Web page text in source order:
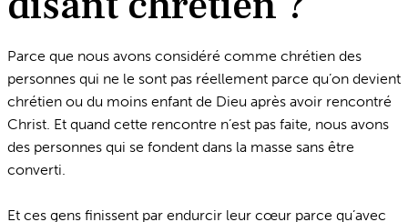
Parce que nous avons considéré comme chrétien des
personnes qui ne le sont pas réellement parce qu’on devient
chrétien ou du moins enfant de Dieu après avoir rencontré
Christ. Et quand cette rencontre n’est pas faite, nous avons
des personnes qui se fondent dans la masse sans être
converti.
Et ces gens finissent par endurcir leur cœur parce qu’avec